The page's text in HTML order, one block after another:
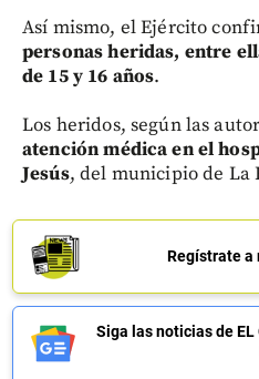
Así mismo, el Ejército
personas heridas, entre
de 15 y 16 años.
Los heridos, según las
atención médica en el
Jesús, del municipio de La
Regístrate a
Siga las noticias de EL